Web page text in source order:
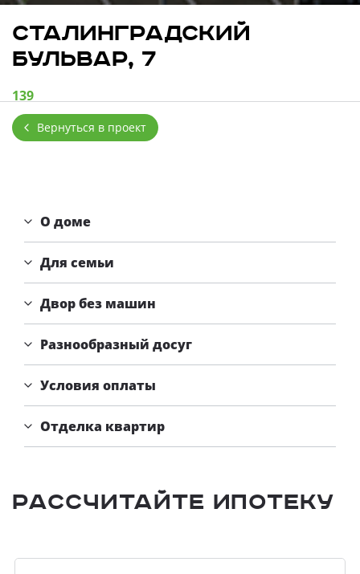
Сталинградский
бульвар, 7
139
квартир в продаже
4,26
Вернуться в проект
О доме
Для семьи
Двор без машин
Разнообразный досуг
Условия оплаты
Отделка квартир
Рассчитайте ипотеку